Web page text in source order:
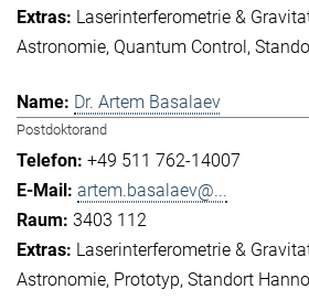
Laserinterferometrie &
Astronomie Quantum Control
Dr. Artem Basalaev
Postdoktorand
+49 511 762-14007
artem.basalaev@...
3403 112
Laserinterferometrie &
Astronomie Prototyp Standort